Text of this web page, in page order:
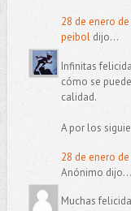
28 de enero
peiboldijo...
Infinitas
cómo se
calidad.
A por los
28 de enero
Anónimo dijo...
Muchas